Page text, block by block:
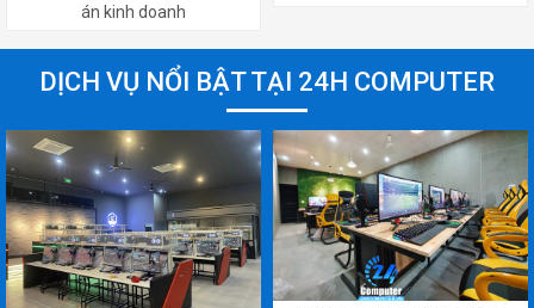
án kinh doanh
DỊCH VỤ NỔI BẬT TẠI 24H COMPUTER